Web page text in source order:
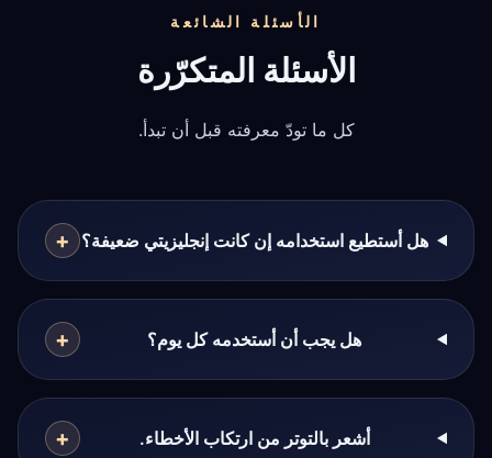
الأسئلة الشائعة
الأسئلة المتكرّرة
كل ما تودّ معرفته قبل أن تبدأ.
هل أستطيع استخدامه إن كانت إنجليزيتي ضعيفة؟ +
هل يجب أن أستخدمه كل يوم؟ +
أشعر بالتوتر من ارتكاب الأخطاء. +